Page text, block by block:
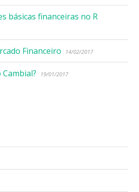
básicas financeiras no R
Financeiro 14/02/2017
19/01/2017